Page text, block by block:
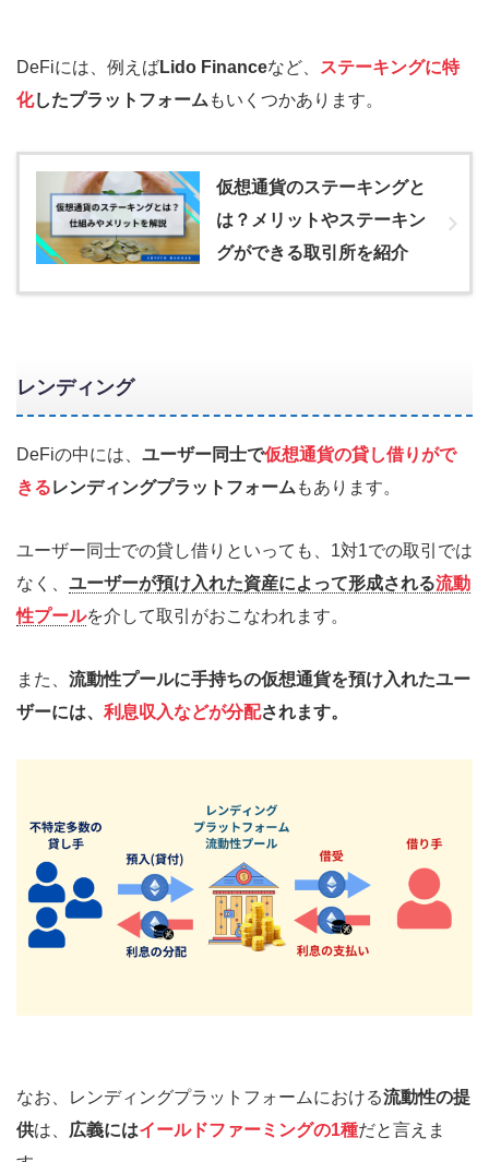
DeFiには、例えばLido Financeなど、
ステーキングに特
化したプラットフォーム もいくつかあります。
仮想通貨のステーキングと
は？メリットやステーキン
グができる取引所を紹介
レンディング
DeFiの中には、 ユーザー同士で仮想通貨の貸し借りがで
きるレンディングプラットフォーム もあります。
ユーザー同士での貸し借りといっても、1対1での取引では
なく、 ユーザーが預け入れた資産によって形成される流動
性プールを介して取引がおこなわれます。
また、 流動性プールに手持ちの仮想通貨を預け入れたユー
ザーには、 利息収入などが分配されます。
なお、レンディングプラットフォームにおける流動性の提
供は、 広義にはイールドファーミングの1種だと言えま